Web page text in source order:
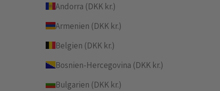
Andorra (DKK kr.)
Armenien (DKK kr.)
Belgien (DKK kr.)
Bosnien-Hercegovina (DKK kr.)
Bulgarien (DKK kr.)